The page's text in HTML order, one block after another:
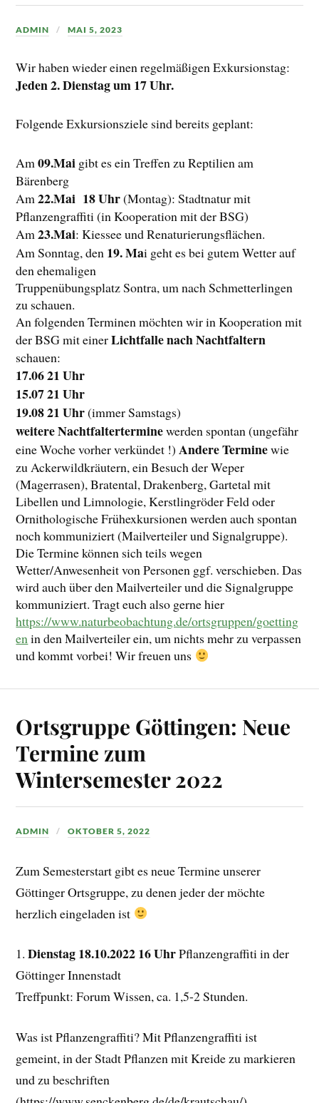
ADMIN MAI 5, 2023
Wir haben wieder einen regelmäßigen Exkursionstag:
Jeden 2. Dienstag um 17 Uhr.
Folgende Exkursionsziele sind bereits geplant:
Am09.Mai gibt es ein Treffen zu Reptilien am
Bärenberg
Am22.Mai 18 Uhr(Montag): Stadtnatur mit
Pflanzengraffiti (in Kooperation mit der BSG)
Am23.Mai: Kiessee und Renaturierungsflächen.
Am Sonntag, den 19. Mai geht es bei gutem Wetter auf
den ehemaligen
Truppenübungsplatz Sontra, um nach Schmetterlingen
zu schauen.
An folgenden Terminen möchten wir in Kooperation mit
der BSG mit einerLichtfalle nach Nachtfaltern
schauen:
17.06 21 Uhr
15.07 21 Uhr
19.08 21 Uhr(immer Samstags)
weitere Nachtfalterterminewerden spontan (ungefähr
eine Woche vorher verkündet !)Andere Terminewie
zu Ackerwildkräutern, ein Besuch der Weper
(Magerrasen), Bratental, Drakenberg, Gartetal mit
Libellen und Limnologie, Kerstlingröder Feld oder
Ornithologische Frühexkursionen werden auch spontan
noch kommuniziert (Mailverteiler und Signalgruppe).
Die Termine können sich teils wegen
Wetter/Anwesenheit von Personen ggf. verschieben. Das
wird auch über den Mailverteiler und die Signalgruppe
kommuniziert. Tragt euch also gerne hier
https://www.naturbeobachtung.de/ortsgruppen/goetting
enin den Mailverteiler ein, um nichts mehr zu verpassen
und kommt vorbei! Wir freuen uns
Ortsgruppe Göttingen: Neue
Termine zum
Wintersemester 2022
ADMIN OKTOBER 5, 2022
Zum Semesterstart gibt es neue Termine unserer
Göttinger Ortsgruppe, zu denen jeder der möchte
herzlich eingeladen ist
1.Dienstag 18.10.2022 16 UhrPflanzengraffiti in der
Göttinger Innenstadt
Treffpunkt: Forum Wissen, ca. 1,5-2 Stunden.
Was ist Pflanzengraffiti? Mit Pflanzengraffiti ist
gemeint, in der Stadt Pflanzen mit Kreide zu markieren
und zu beschriften